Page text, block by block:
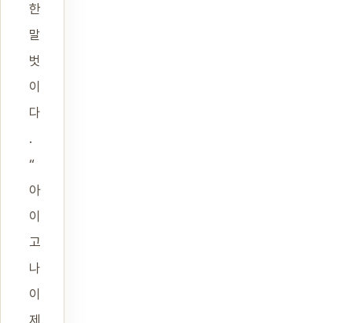
한
말
벗
이
다
.
“
아
이
고
나
이